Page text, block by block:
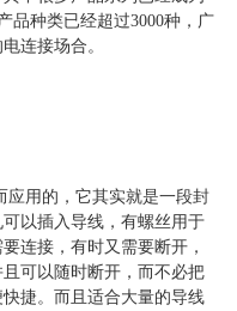
品种类已经超过3000种，广
连接场合。
用的，它其实就是一段封
以插入导线，有螺丝用于
连接，有时又需要断开，
可以随时断开，而不必把
捷。而且适合大量的导线